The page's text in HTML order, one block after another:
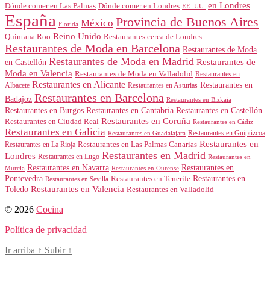
Dónde comer en Las Palmas Dónde comer en Londres EE. UU. en Londres
España Florida México Provincia de Buenos Aires
Quintana Roo Reino Unido Restaurantes cerca de Londres
Restaurantes de Moda en Barcelona Restaurantes de Moda
en Castellón Restaurantes de Moda en Madrid Restaurantes de
Moda en Valencia Restaurantes de Moda en Valladolid Restaurantes en
Albacete Restaurantes en Alicante Restaurantes en Asturias Restaurantes en
Badajoz Restaurantes en Barcelona Restaurantes en Bizkaia
Restaurantes en Burgos Restaurantes en Cantabria Restaurantes en Castellón
Restaurantes en Ciudad Real Restaurantes en Coruña Restaurantes en Cádiz
Restaurantes en Galicia Restaurantes en Guadalajara Restaurantes en Guipúzcoa
Restaurantes en La Rioja Restaurantes en Las Palmas Canarias Restaurantes en
Londres Restaurantes en Lugo Restaurantes en Madrid Restaurantes en
Murcia Restaurantes en Navarra Restaurantes en Ourense Restaurantes en
Pontevedra Restaurantes en Sevilla Restaurantes en Tenerife Restaurantes en
Toledo Restaurantes en Valencia Restaurantes en Valladolid
© 2026 Cocina
Política de privacidad
Ir arriba ↑ Subir ↑